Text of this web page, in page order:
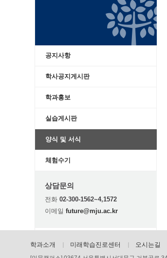
공지사항
학사공지게시판
학과홍보
실습게시판
양식 및 서식
체험수기
상담문의
전화 02-300-1562~4,1572
이메일 future@mju.ac.kr
학과소개 미래학습진로센터 오시는길